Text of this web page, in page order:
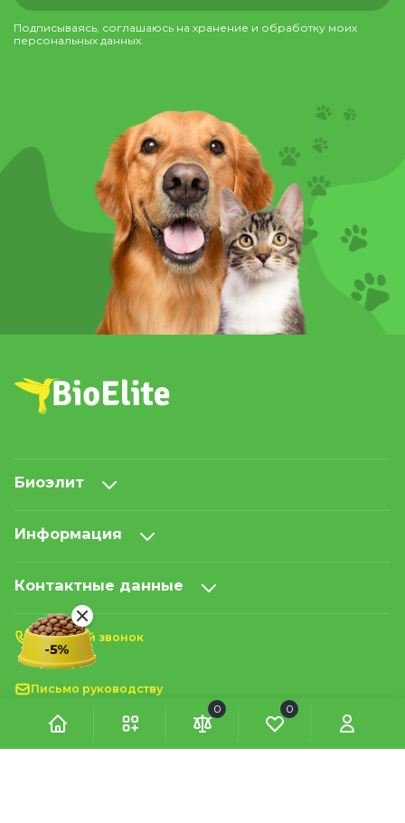
Подписываясь, соглашаюсь на хранение и обработку моих
персональных данных.
Биоэлит
Информация
Контактные данные
Обратный звонок
Письмо руководству
0 0